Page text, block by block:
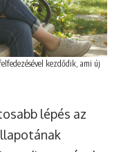
kezdődik, ami új
lépés az